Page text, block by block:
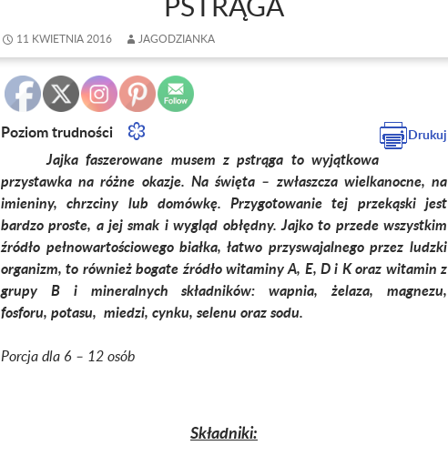
11 KWIETNIA 2016 JAGODZIANKA
Drukuj
Poziom trudności
Jajka faszerowane musem z pstrąga to wyjątkowa
przystawka na różne okazje. Na święta – zwłaszcza wielkanocne, na
imieniny, chrzciny lub domówkę. Przygotowanie tej przekąski jest
bardzo proste, a jej smak i wygląd obłędny.Jajko to przede wszystkim
źródło pełnowartościowego białka, łatwo przyswajalnego przez ludzki
organizm, to również bogate źródło witaminy A, E, D i K oraz witamin z
grupy B i mineralnych składników: wapnia, żelaza, magnezu,
fosforu, potasu, miedzi, cynku, selenu oraz sodu.
Porcja dla 6 – 12 osób
Składniki: